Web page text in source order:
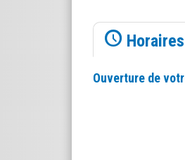
Horaires
Ouverture de